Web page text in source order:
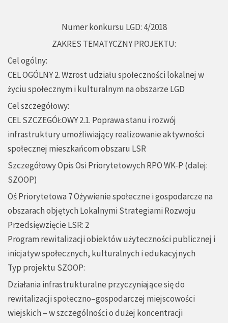
Numer konkursu LGD: 4/2018
ZAKRES TEMATYCZNY PROJEKTU:
Cel ogólny:
CEL OGÓLNY 2. Wzrost udziału społeczności lokalnej w
życiu społecznym i kulturalnym na obszarze LGD
Cel szczegółowy:
CEL SZCZEGÓŁOWY 2.1. Poprawa stanu i rozwój
infrastruktury umożliwiający realizowanie aktywności
społecznej mieszkańcom obszaru LSR
Szczegółowy Opis Osi Priorytetowych RPO WK-P (dalej:
SZOOP)
Oś Priorytetowa 7 Ożywienie społeczne i gospodarcze na
obszarach objętych Lokalnymi Strategiami Rozwoju
Przedsięwzięcie LSR: 2
Program rewitalizacji obiektów użyteczności publicznej i
inicjatyw społecznych, kulturalnych i edukacyjnych
Typ projektu SZOOP:
Działania infrastrukturalne przyczyniające się do
rewitalizacji społeczno–gospodarczej miejscowości
wiejskich – w szczególności o dużej koncentracji